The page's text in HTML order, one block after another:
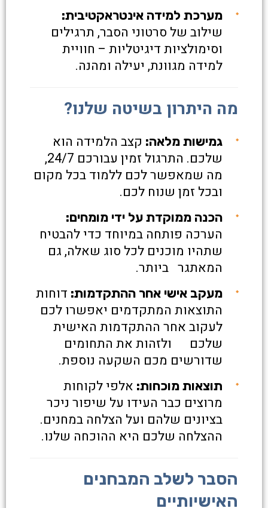
מערכת למידה אינטראקטיבית:
שילוב של סרטוני הסבר, תרגילים
וסימולציות דיגיטליות – חוויית
למידה מגוונת, יעילה ומהנה.
מה היתרון בשיטה שלנו?
גמישות מלאה: קצב הלמידה הוא
שלכם. התרגול זמין עבורכם 24/7,
מה שמאפשר לכם ללמוד בכל מקום
ובכל זמן שנוח לכם.
הכנה ממוקדת על ידי מומחים:
הערכה פותחה במיוחד כדי להבטיח
שתהיו מוכנים לכל סוג שאלה, גם
המאתגר ביותר.
מעקב אישי אחר ההתקדמות: דוחות
התוצאות המתקדמים יאפשרו לכם
לעקוב אחר ההתקדמות האישית
שלכם ולזהות את התחומים
שדורשים מכם השקעה נוספת.
תוצאות מוכחות: אלפי לקוחות
מרוצים כבר העידו על שיפור ניכר
בציונים שלהם ועל הצלחה במחנים.
ההצלחה שלכם היא ההוכחה שלנו.
הסבר לשלב המבחנים
האישיותיים